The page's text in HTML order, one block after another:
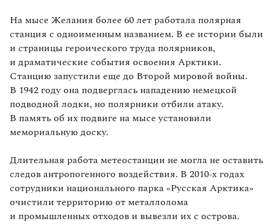
На мысе Желания более 60 лет работала полярная
станция с одноименным названием. В ее истории были
и страницы героического труда полярников,
и драматические события освоения Арктики.
Станцию запустили еще до Второй мировой войны.
В 1942 году она подверглась нападению немецкой
подводной лодки, но полярники отбили атаку.
В память об их подвиге на мысе установили
мемориальную доску.
Длительная работа метеостанции не могла не оставить
следов антропогенного воздействия. В 2010-х годах
сотрудники национального парка «Русская Арктика»
очистили территорию от металлолома
и промышленных отходов и вывезли их с острова.